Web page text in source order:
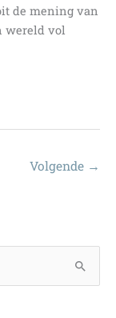
de mening van
wereld vol
Volgende →